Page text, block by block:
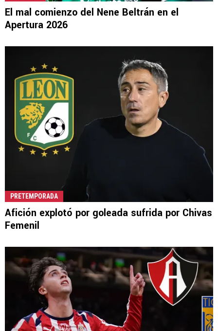
El mal comienzo del Nene Beltrán en el
Apertura 2026
PRETEMPORADA
Afición explotó por goleada sufrida por Chivas
Femenil